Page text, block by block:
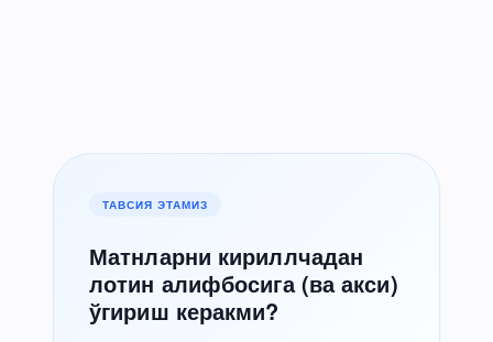
ТАВСИЯ ЭТАМИЗ
Матнларни кириллчадан
лотин алифбосига (ва акси)
ўгириш керакми?